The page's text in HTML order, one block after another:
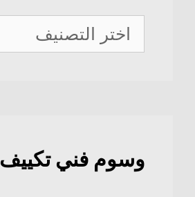
صيانة
تكييف
وسوم فني تكييف